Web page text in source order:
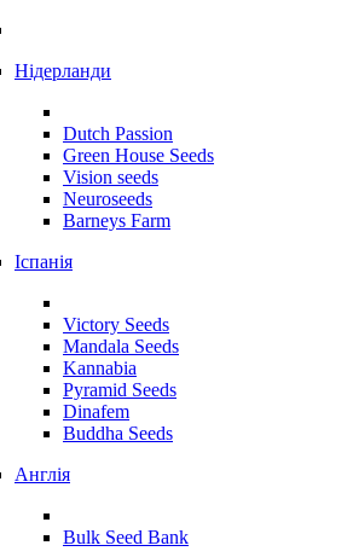
Нідерланди
Dutch Passion
Green House Seeds
Vision seeds
Neuroseeds
Barneys Farm
Іспанія
Victory Seeds
Mandala Seeds
Kannabia
Pyramid Seeds
Dinafem
Buddha Seeds
Англія
Bulk Seed Bank